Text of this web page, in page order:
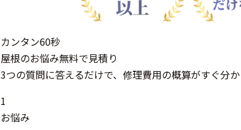
カンタン60秒
屋根のお悩み無料で見積り
3つの質問に答えるだけで、修理費用の概算がすぐ分か
1
お悩み